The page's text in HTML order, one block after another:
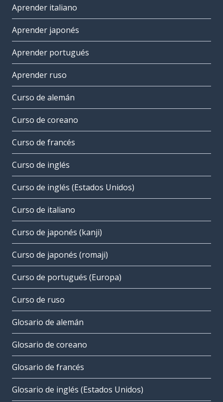
Aprender italiano
Aprender japonés
Aprender portugués
Aprender ruso
Curso de alemán
Curso de coreano
Curso de francés
Curso de inglés
Curso de inglés (Estados Unidos)
Curso de italiano
Curso de japonés (kanji)
Curso de japonés (romaji)
Curso de portugués (Europa)
Curso de ruso
Glosario de alemán
Glosario de coreano
Glosario de francés
Glosario de inglés (Estados Unidos)